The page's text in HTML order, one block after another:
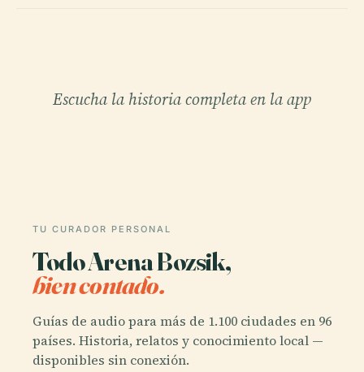
Escucha la historia completa en la app
TU CURADOR PERSONAL
Todo Arena Bozsik,
bien contado.
Guías de audio para más de 1.100 ciudades en 96
países. Historia, relatos y conocimiento local —
disponibles sin conexión.